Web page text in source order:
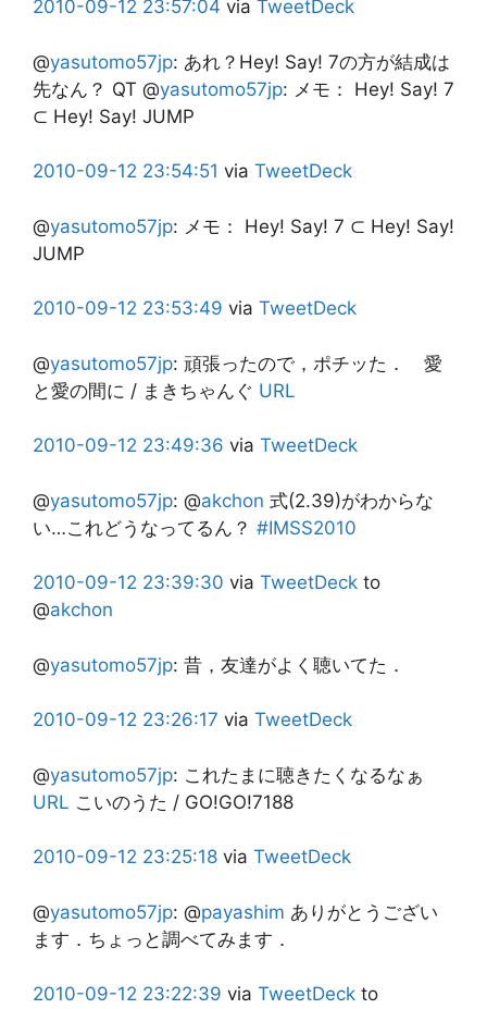
2010-09-12 23:57:04 via TweetDeck
@yasutomo57jp: あれ？Hey! Say! 7の方が結成は
先なん？ QT @yasutomo57jp: メモ： Hey! Say! 7
⊂ Hey! Say! JUMP
2010-09-12 23:54:51 via TweetDeck
@yasutomo57jp: メモ： Hey! Say! 7 ⊂ Hey! Say!
JUMP
2010-09-12 23:53:49 via TweetDeck
@yasutomo57jp: 頑張ったので，ポチッた． 愛
と愛の間に / まきちゃんぐ URL
2010-09-12 23:49:36 via TweetDeck
@yasutomo57jp: @akchon 式(2.39)がわからな
い…これどうなってるん？ #IMSS2010
2010-09-12 23:39:30 via TweetDeck to
@akchon
@yasutomo57jp: 昔，友達がよく聴いてた．
2010-09-12 23:26:17 via TweetDeck
@yasutomo57jp: これたまに聴きたくなるなぁ
URL こいのうた / GO!GO!7188
2010-09-12 23:25:18 via TweetDeck
@yasutomo57jp: @payashim ありがとうござい
ます．ちょっと調べてみます．
2010-09-12 23:22:39 via TweetDeck to